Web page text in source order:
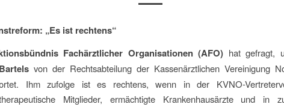
„Es ist rechtens“
Fachärztlicher Organisationen (AFO) hat gefragt,
von der Rechtsabteilung der Kassenärztlichen Vereinigung
Ihm zufolge ist es rechtens, wenn in der KVNO-
Mitglieder, ermächtigte Krankenhausärzte und in